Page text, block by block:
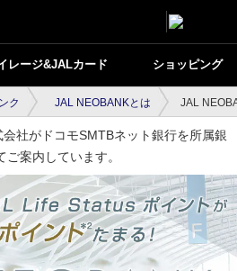
レージ&JALカード ショッピング
ク JAL NEOBANKとは JAL
社がドコモSMTBネット銀行を所属銀
案内しています。
プレミアム